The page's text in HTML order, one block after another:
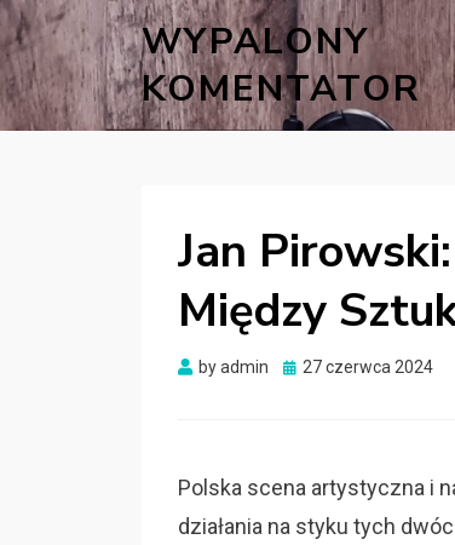
WYPALONY
KOMENTATOR
Jan
Między
byadmin
Posted
27 czerwca 2024
Polska scena artystyczna i
działania na styku tych